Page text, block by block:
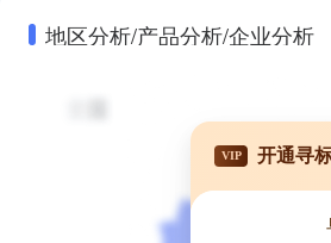
地区分析/产品分析/企业分析
VIP 开通寻